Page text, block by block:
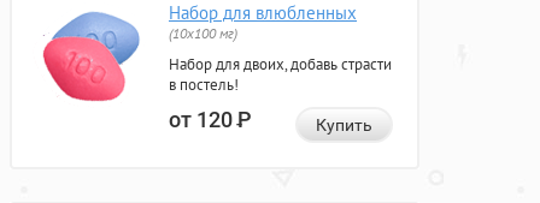
Набор для влюбленных
(10х100 мг)
Набор для двоих, добавь страсти
в постель!
от 120Р Купить